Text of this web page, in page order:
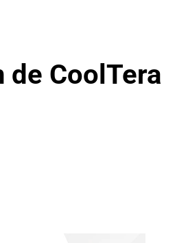
CoolTera